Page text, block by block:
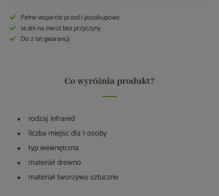
Pełne wsparcie przed i pozakupowe
14 dni na zwrot bez przyczyny
Do 2 lat gwarancji
Co wyróżnia produkt?
rodzaj infrared
liczba miejsc dla 1 osoby
typ wewnętrzna
materiał drewno
materiał tworzywo sztuczne